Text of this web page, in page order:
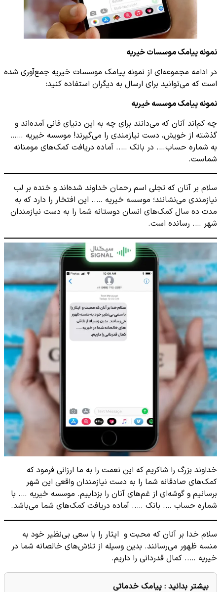
نمونه پیامک موسسات خیریه
در ادامه مجموعه‌ای از نمونه پیامک موسسات خیریه جمع‌آوری شده
است که می‌توانید برای ارسال به دیگران استفاده کنید:
نمونه پیامک موسسه خیریه
چه کم‌اند آنان که می‌دانند برای چه به این دنیای فانی آمده‌اند و
گذشته از خویش، دست نیازمندی را می‌گیرند! موسسه خیریه ……
به شماره حساب…. در بانک ….. آماده دریافت کمک‌های مومنانه
شماست.
سلام بر آنان که تجلی اسم رحمان خداوند شده‌اند و خنده بر لب
نیازمندی می‌نشانند؛ موسسه خیریه ….. این افتخار را دارد که به
مدت ده سال کمک‌های انسان دوستانه شما را به دست نیازمندان
شهر …. رسانده است.
خداوند بزرگ را شاکریم که این نعمت را به ما ارزانی فرمود که
کمک‌های صادقانه شما را به دست نیازمندان واقعی این شهر
برسانیم و گوشه‌ای از غم‌های آنان را بزداییم. موسسه خیریه …. با
شماره حساب …. بانک ….. آماده دریافت کمک‌های شما می‌باشد.
سلام خدا بر آنان که محبت و ایثار را با سعی بی‌نظیر خود به
منسه ظهور می‌رسانند. بدین وسیله از تلاش‌های خالصانه شما در
خیریه ….. کمال قدردانی را داریم.
بیشتر بدانید : پیامک خدماتی